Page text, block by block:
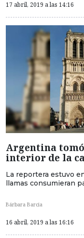
17 abril, 2019 a las 14:16
Argentina
interior de la
La reportera estuvo
llamas consumieran
Bárbara Barcia
16 abril, 2019 a las 16:16